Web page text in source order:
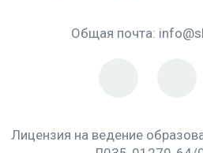
Общая почта:
Лицензия на ведение